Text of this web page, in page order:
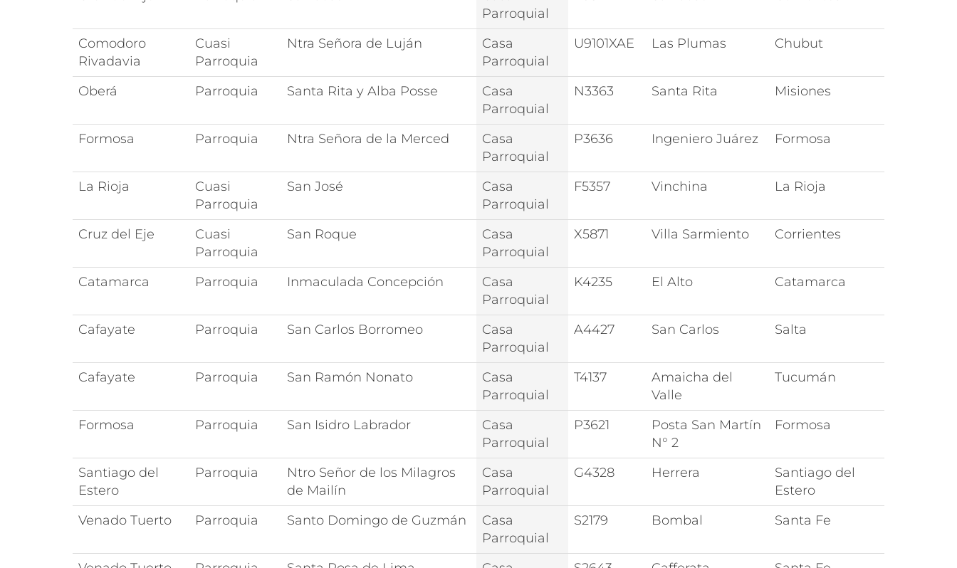
Parroquial
Comodoro
Rivadavia
Cuasi
Parroquia
Ntra Señora de Luján
Casa
Parroquial
U9101XAE Las Plumas Chubut
Oberá Parroquia Santa Rita y Alba Posse
Casa
Parroquial
N3363 Santa Rita Misiones
Formosa Parroquia Ntra Señora de la Merced
Casa
Parroquial
P3636 Ingeniero Juárez Formosa
La Rioja
Cuasi
Parroquia
San José
Casa
Parroquial
F5357 Vinchina La Rioja
Cruz del Eje
Cuasi
Parroquia
San Roque
Casa
Parroquial
X5871 Villa Sarmiento Corrientes
Catamarca Parroquia Inmaculada Concepción
Casa
Parroquial
K4235 El Alto Catamarca
Cafayate Parroquia San Carlos Borromeo
Casa
Parroquial
A4427 San Carlos Salta
Cafayate Parroquia San Ramón Nonato
Casa
Parroquial
T4137
Amaicha del
Valle
Tucumán
Formosa Parroquia San Isidro Labrador
Casa
Parroquial
P3621
Posta San Martín
N° 2
Formosa
Santiago del
Estero
Parroquia
Ntro Señor de los Milagros
de Mailín
Casa
Parroquial
G4328 Herrera
Santiago del
Estero
Venado Tuerto
Parroquia Santo Domingo de Guzmán
Casa
Parroquial
S2179 Bombal Santa Fe